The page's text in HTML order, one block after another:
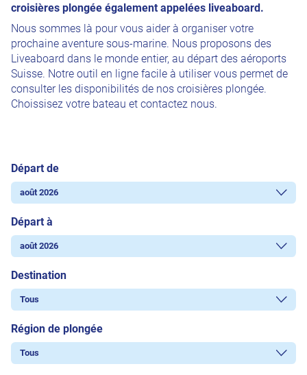
croisières plongée également appelées liveaboard.
Nous sommes là pour vous aider à organiser votre
prochaine aventure sous-marine. Nous proposons des
Liveaboard dans le monde entier, au départ des aéroports
Suisse. Notre outil en ligne facile à utiliser vous permet de
consulter les disponibilités de nos croisières plongée.
Choissisez votre bateau et contactez nous.
Départ de
Départ à
Destination
Région de plongée